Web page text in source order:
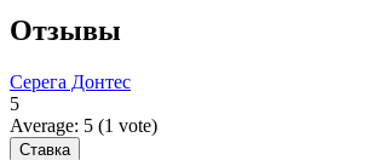
Отзывы
Серега Донтес
5
Average: 5 (1 vote)